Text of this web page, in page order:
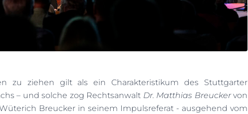
zu ziehen gilt als ein Charakteristikum des Stuttgarter
– und solche zog Rechtsanwalt Dr. Matthias Breuckervon
Breucker in seinem Impulsreferat - ausgehend vom